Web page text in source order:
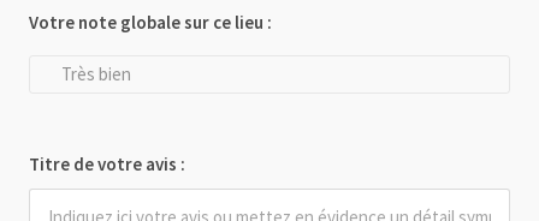
Votre note globale sur ce lieu :
Très bien
Titre de votre avis :